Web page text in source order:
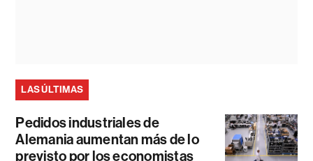
LAS ÚLTIMAS
Pedidos industriales de
Alemania aumentan más de lo
previsto por los economistas